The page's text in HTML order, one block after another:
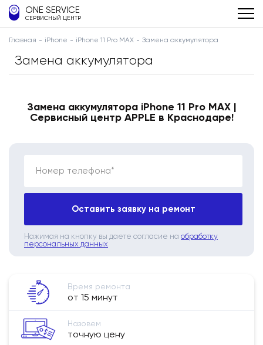
ONE SERVICE
СЕРВИСНЫЙ ЦЕНТР
Главная iPhone iPhone 11 Pro MAX Замена аккумулятора
Замена аккумулятора
Замена аккумулятора iPhone 11 Pro MAX |
Сервисный центр APPLE в Краснодаре!
Номер телефона*
Оставить заявку на ремонт
Нажимая на кнопку вы даете согласие на обработку
персональных данных
Время ремонта
от 15 минут
Назовем
точную цену